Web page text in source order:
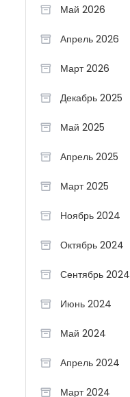
Май 2026
Апрель 2026
Март 2026
Декабрь 2025
Май 2025
Апрель 2025
Март 2025
Ноябрь 2024
Октябрь 2024
Сентябрь 2024
Июнь 2024
Май 2024
Апрель 2024
Март 2024